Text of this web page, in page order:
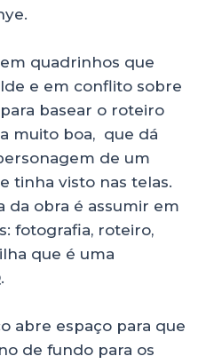
quadrinhos que
e em conflito sobre
basear o roteiro
muito boa, que dá
de um
tinha visto nas telas.
da obra é assumir em
fotografia, roteiro,
que é uma
abre espaço para que
de fundo para os